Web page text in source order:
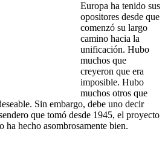
Europa ha tenido sus
opositores desde que
comenzó su largo
camino hacia la
unificación. Hubo
muchos que
creyeron que era
imposible. Hubo
muchos otros que
Sin embargo, debe uno decir
que tomó desde 1945, el proyecto
ha hecho asombrosamente bien.